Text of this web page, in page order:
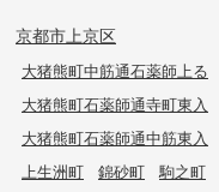
京都市上京区
大猪熊町中筋通石薬師上る
大猪熊町石薬師通寺町東入
大猪熊町石薬師通中筋東入
上生洲町
錦砂町 駒之町